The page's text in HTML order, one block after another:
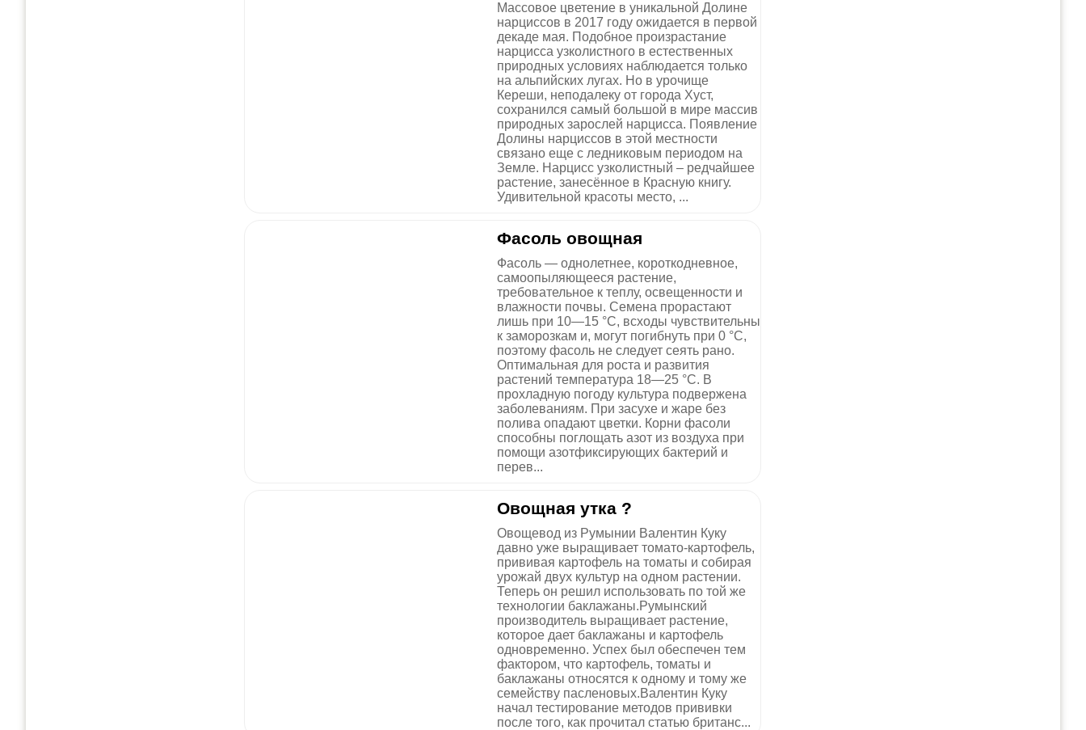
Массовое цветение в уникальной Долине
нарциссов в 2017 году ожидается в первой
декаде мая. Подобное произрастание
нарцисса узколистного в естественных
природных условиях наблюдается только
на альпийских лугах. Но в урочище
Кереши, неподалеку от города Хуст,
сохранился самый большой в мире массив
природных зарослей нарцисса. Появление
Долины нарциссов в этой местности
связано еще с ледниковым периодом на
Земле. Нарцисс узколистный – редчайшее
растение, занесённое в Красную книгу.
Удивительной красоты место, ...
Фасоль овощная
Фасоль — однолетнее, короткодневное,
самоопыляющееся растение,
требовательное к теплу, освещенности и
влажности почвы. Семена прорастают
лишь при 10—15 °С, всходы чувствительны
к заморозкам и, могут погибнуть при 0 °С,
поэтому фасоль не следует сеять рано.
Оптимальная для роста и развития
растений температура 18—25 °С. В
прохладную погоду культура подвержена
заболеваниям. При засухе и жаре без
полива опадают цветки. Корни фасоли
способны поглощать азот из воздуха при
помощи азотфиксирующих бактерий и
перев...
Овощная утка ?
Овощевод из Румынии Валентин Куку
давно уже выращивает томато-картофель,
прививая картофель на томаты и собирая
урожай двух культур на одном растении.
Теперь он решил использовать по той же
технологии баклажаны.Румынский
производитель выращивает растение,
которое дает баклажаны и картофель
одновременно. Успех был обеспечен тем
фактором, что картофель, томаты и
баклажаны относятся к одному и тому же
семейству пасленовых.Валентин Куку
начал тестирование методов прививки
после того, как прочитал статью британс...